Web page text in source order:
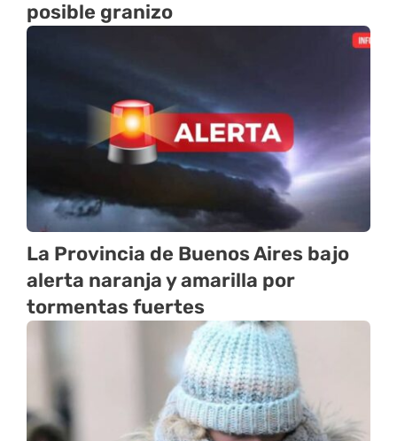
posible granizo
La Provincia de Buenos Aires bajo
alerta naranja y amarilla por
tormentas fuertes